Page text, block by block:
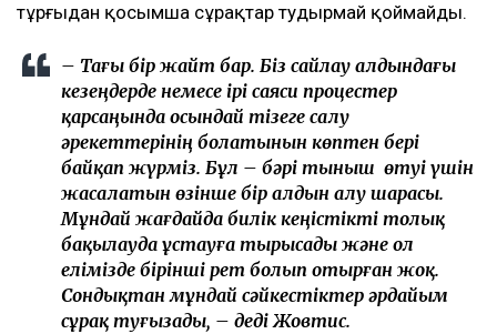
тұрғыдан қосымша сұрақтар тудырмай қоймайды.
– Тағы бір жайт бар. Біз сайлау алдындағы
кезеңдерде немесе ірі саяси процестер
қарсаңында осындай тізеге салу
әрекеттерінің болатынын көптен бері
байқап жүрміз. Бұл – бәрі тыныш өтуі үшін
жасалатын өзінше бір алдын алу шарасы.
Мұндай жағдайда билік кеңістікті толық
бақылауда ұстауға тырысады және ол
елімізде бірінші рет болып отырған жоқ.
Сондықтан мұндай сәйкестіктер әрдайым
сұрақ туғызады, – деді Жовтис.